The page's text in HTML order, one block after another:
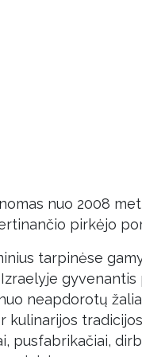
nuo 2008
pirkėjo
tarpinėse
neapdorotų
pusfabrikačiai,